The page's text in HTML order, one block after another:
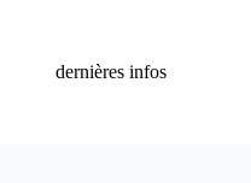
dernières infos